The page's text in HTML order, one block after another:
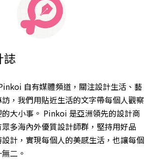
自有媒體頻道，關注設計生活、藝
，我們用貼近生活的文字帶每個人觀察
大小事。 Pinkoi 是亞洲領先的設計商
多海內外優質設計師群，堅持用好品
計，實現每個人的美感生活，也讓每個
二。